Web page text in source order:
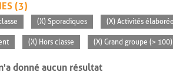
(3)
(X) Sporadiques (X) Activités
(X) Hors classe (X) Grand groupe (> 100)
donné aucun résultat